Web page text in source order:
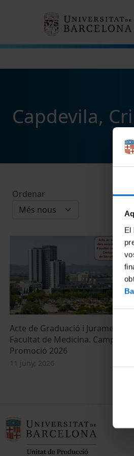
El
de
Capdevila,
Ordenar
Acte de Graduació i Jurament
Facultat de Medicina. Campus
Promoció 2026
11 juny, 2026